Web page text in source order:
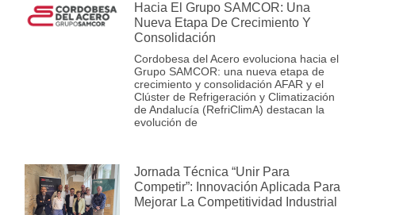
Hacia El Grupo SAMCOR: Una
Nueva Etapa De Crecimiento Y
Consolidación
Cordobesa del Acero evoluciona hacia el
Grupo SAMCOR: una nueva etapa de
crecimiento y consolidación AFAR y el
Clúster de Refrigeración y Climatización
de Andalucía (RefriClimA) destacan la
evolución de
Jornada Técnica “Unir Para
Competir”: Innovación Aplicada Para
Mejorar La Competitividad Industrial